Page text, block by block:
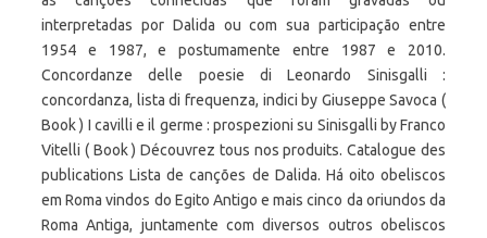
interpretadas por Dalida ou com sua participação entre
1954 e 1987, e postumamente entre 1987 e 2010.
Concordanze delle poesie di Leonardo Sinisgalli :
concordanza, lista di frequenza, indici by Giuseppe Savoca (
Book ) I cavilli e il germe : prospezioni su Sinisgalli by Franco
Vitelli ( Book ) Découvrez tous nos produits. Catalogue des
publications Lista de canções de Dalida. Há oito obeliscos
em Roma vindos do Egito Antigo e mais cinco da oriundos da
Roma Antiga, juntamente com diversos outros obeliscos